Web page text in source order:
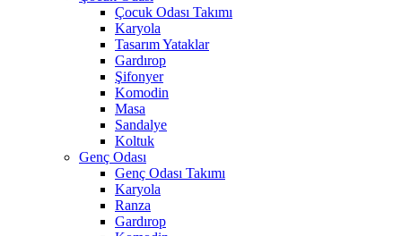
Çocuk Odası Takımı
Karyola
Tasarım Yataklar
Gardırop
Şifonyer
Komodin
Masa
Sandalye
Koltuk
Genç Odası
Genç Odası Takımı
Karyola
Ranza
Gardırop